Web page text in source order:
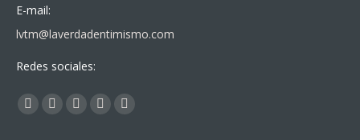
E-mail:
lvtm@laverdadentimismo.com
Redes sociales:
Find us on:
Facebook
X
YouTube
LinkedinInstagram